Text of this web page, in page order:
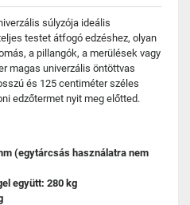
súlyzója ideális
testet átfogó edzéshez, olyan
a pillangók, a merülések vagy
magas univerzális öntöttvas
és 125 centiméter széles
edzőtermet nyit meg előtted.
(egytárcsás használatra nem
együtt: 280 kg